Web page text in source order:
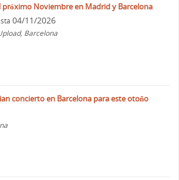
próximo Noviembre en Madrid y Barcelona
04/11/2026
Barcelona
concierto en Barcelona para este otoño